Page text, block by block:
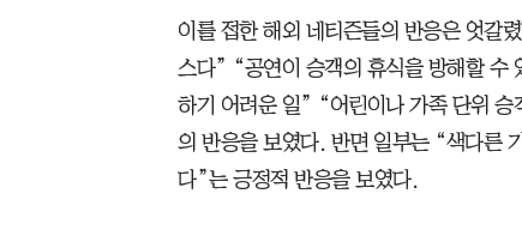
이를 접한 해외 네티즌들의 반응은 엇갈
스다” “공연이 승객의 휴식을 방해할 수
하기 어려운 일” “어린이나 가족 단위
의 반응을 보였다. 반면 일부는 “색다른
다”는 긍정적 반응을 보였다.